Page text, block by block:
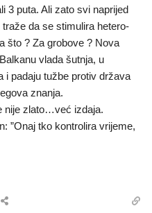
3 puta. Ali zato svi naprijed
da se stimulira hetero-
što ? Za grobove ? Nova
vlada šutnja, u
i padaju tužbe protiv država
znanja.
nije zlato…već izdaja.
”Onaj tko kontrolira vrijeme,